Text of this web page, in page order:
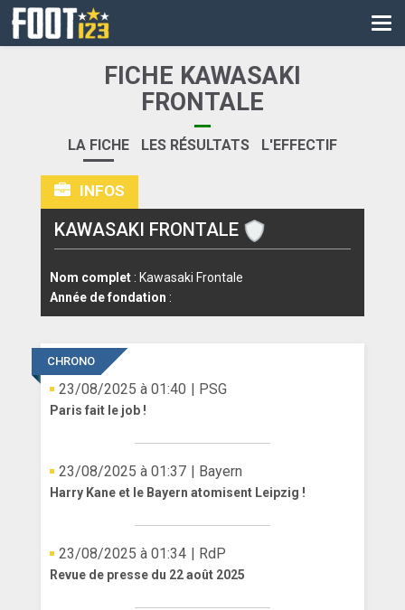
CM
LES DIRECTS
LIGUE 1
LIGUE 2
COUPE DE FRANCE
COUPE DE LA LIGUE
ESPAGNE
ALLEMAGNE
FICHE KAWASAKI
FRONTALE
LA FICHE LES RÉSULTATS L'EFFECTIF
INFOS
KAWASAKI FRONTALE
Nom complet : Kawasaki Frontale
Année de fondation :
CHRONO
23/08/2025 à 01:40 | PSG
Paris fait le job !
23/08/2025 à 01:37 | Bayern
Harry Kane et le Bayern atomisent Leipzig !
23/08/2025 à 01:34 | RdP
Revue de presse du 22 août 2025